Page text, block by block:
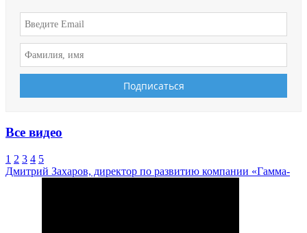
Все видео
1 2 3 4 5
Дмитрий Захаров, директор по развитию компании «Гамма-